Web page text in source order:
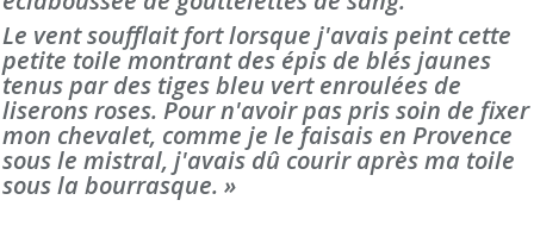
Le vent soufflait fort lorsque j'avais peint cette
petite toile montrant des épis de blés jaunes
tenus par des tiges bleu vert enroulées de
liserons roses. Pour n'avoir pas pris soin de fixer
mon chevalet, comme je le faisais en Provence
sous le mistral, j'avais dû courir après ma toile
sous la bourrasque. »